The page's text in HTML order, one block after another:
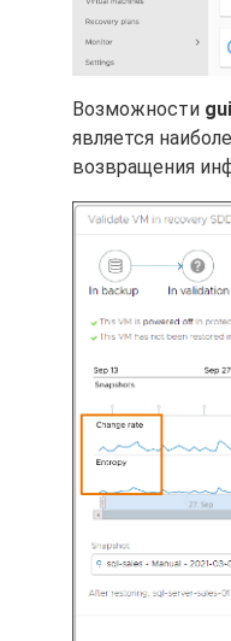
Возможности
является
возвращения